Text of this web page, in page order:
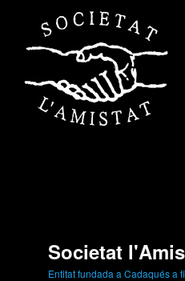
Societat
Entitat fundada a Cadaqués a